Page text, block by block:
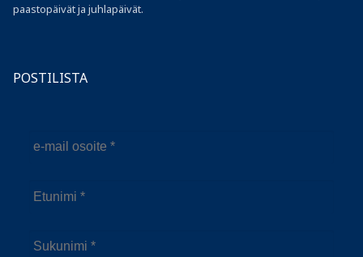
paastopäivät ja juhlapäivät.
POSTILISTA